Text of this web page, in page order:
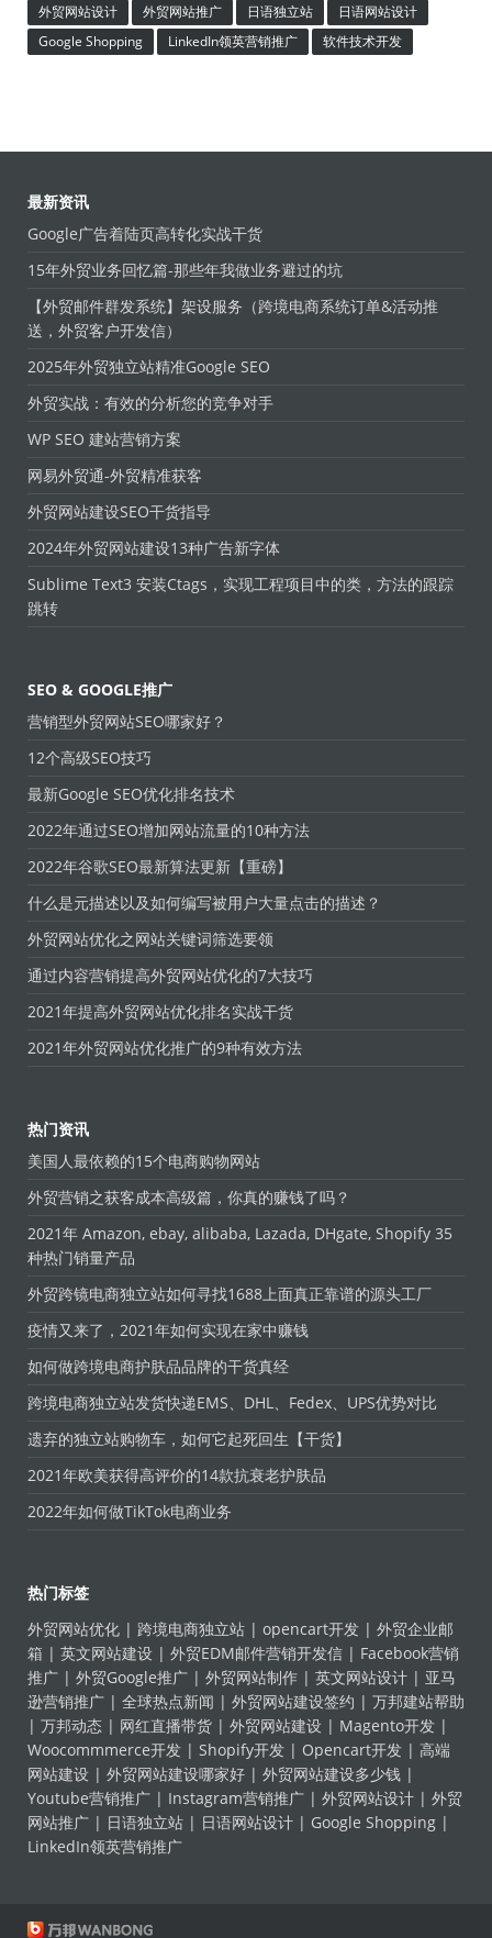
外贸网站设计
外贸网站推广 日语独立站
日语网站设计
Google Shopping
LinkedIn领英营销推广 软件技术开发
最新资讯
Google广告着陆页高转化实战干货
15年外贸业务回忆篇-那些年我做业务避过的坑
【外贸邮件群发系统】架设服务（跨境电商系统订单&活动推
送，外贸客户开发信）
2025年外贸独立站精准Google SEO
外贸实战：有效的分析您的竞争对手
WP SEO 建站营销方案
网易外贸通-外贸精准获客
外贸网站建设SEO干货指导
2024年外贸网站建设13种广告新字体
Sublime Text3 安装Ctags，实现工程项目中的类，方法的跟踪
跳转
SEO & GOOGLE推广
营销型外贸网站SEO哪家好？
12个高级SEO技巧
最新Google SEO优化排名技术
2022年通过SEO增加网站流量的10种方法
2022年谷歌SEO最新算法更新【重磅】
什么是元描述以及如何编写被用户大量点击的描述？
外贸网站优化之网站关键词筛选要领
通过内容营销提高外贸网站优化的7大技巧
2021年提高外贸网站优化排名实战干货
2021年外贸网站优化推广的9种有效方法
热门资讯
美国人最依赖的15个电商购物网站
外贸营销之获客成本高级篇，你真的赚钱了吗？
2021年 Amazon, ebay, alibaba, Lazada, DHgate, Shopify 35
种热门销量产品
外贸跨镜电商独立站如何寻找1688上面真正靠谱的源头工厂
疫情又来了，2021年如何实现在家中赚钱
如何做跨境电商护肤品品牌的干货真经
跨境电商独立站发货快递EMS、DHL、Fedex、UPS优势对比
遗弃的独立站购物车，如何它起死回生【干货】
2021年欧美获得高评价的14款抗衰老护肤品
2022年如何做TikTok电商业务
热门标签
外贸网站优化 | 跨境电商独立站 | opencart开发 | 外贸企业邮
箱 | 英文网站建设 | 外贸EDM邮件营销开发信 | Facebook营销
推广 | 外贸Google推广 | 外贸网站制作 | 英文网站设计 | 亚马
逊营销推广 | 全球热点新闻 | 外贸网站建设签约 | 万邦建站帮助
| 万邦动态 | 网红直播带货 | 外贸网站建设 | Magento开发 |
Woocommmerce开发 | Shopify开发 | Opencart开发 | 高端
网站建设 | 外贸网站建设哪家好 | 外贸网站建设多少钱 |
Youtube营销推广 | Instagram营销推广 | 外贸网站设计 | 外贸
网站推广 | 日语独立站 | 日语网站设计 | Google Shopping |
LinkedIn领英营销推广